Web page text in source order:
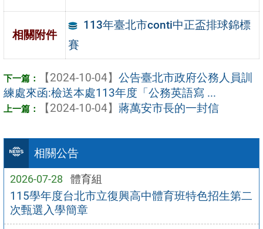
相關公告
2026-07-28 體育組
115學年度台北市立復興高中體育班特色招生第二
次甄選入學簡章
相關附件
113年臺北市conti中正盃排球錦標
賽
【2024-10-04】 公告臺北市政府公務人員訓
練處來函:檢送本處113年度「公務英語寫 ...
【2024-10-04】 蔣萬安市長的一封信